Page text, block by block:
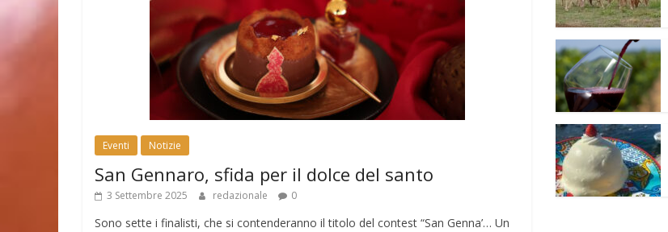
Eventi Notizie
San Gennaro, sfida per il dolce del santo
3 Settembre 2025 redazionale 0
Sono sette i finalisti, che si contenderanno il titolo del contest “San Genna’… Un